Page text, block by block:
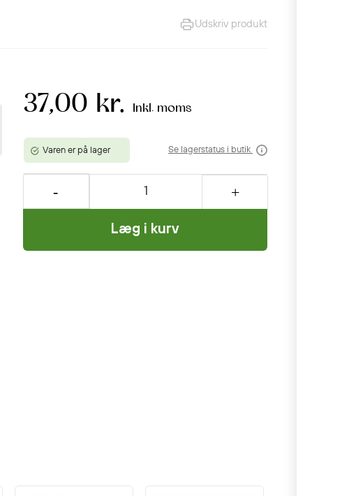
Udskriv produkt
37,00 kr. Inkl. moms
Varen er på lager Se lagerstatus i butik
Læg i kurv